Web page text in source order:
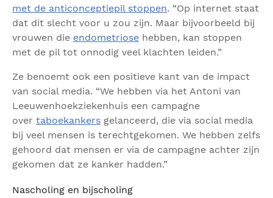
met de anticonceptiepil stoppen. “Op internet staat
dat dit slecht voor u zou zijn. Maar bijvoorbeeld bij
vrouwen die endometriose hebben, kan stoppen
met de pil tot onnodig veel klachten leiden.”
Ze benoemt ook een positieve kant van de impact
van social media. “We hebben via het Antoni van
Leeuwenhoekziekenhuis een campagne
over taboekankers gelanceerd, die via social media
bij veel mensen is terechtgekomen. We hebben zelfs
gehoord dat mensen er via de campagne achter zijn
gekomen dat ze kanker hadden.”
Nascholing en bijscholing